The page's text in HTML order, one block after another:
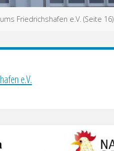
Friedrichshafen e.V.(Seite 16)
e.V.